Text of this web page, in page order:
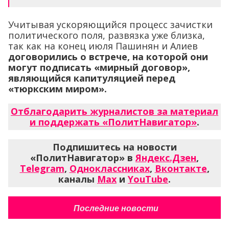
Учитывая ускоряющийся процесс зачистки
политического поля, развязка уже близка,
так как на конец июля Пашинян и Алиев
договорились о встрече, на которой они
могут подписать «мирный договор»,
являющийся капитуляцией перед
«тюркским миром».
Отблагодарить журналистов за материал
и поддержать «ПолитНавигатор».
Подпишитесь на новости
«ПолитНавигатор» вЯндекс.Дзен,
Telegram, Одноклассниках, Вконтакте,
каналы Max и YouTube.
Последние новости